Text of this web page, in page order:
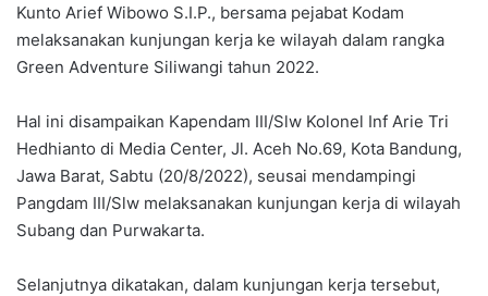
Kunto Arief Wibowo S.I.P., bersama pejabat Kodam
melaksanakan kunjungan kerja ke wilayah dalam rangka
Green Adventure Siliwangi tahun 2022.
Hal ini disampaikan Kapendam III/Slw Kolonel Inf Arie Tri
Hedhianto di Media Center, Jl. Aceh No.69, Kota Bandung,
Jawa Barat, Sabtu (20/8/2022), seusai mendampingi
Pangdam III/Slw melaksanakan kunjungan kerja di wilayah
Subang dan Purwakarta.
Selanjutnya dikatakan, dalam kunjungan kerja tersebut,